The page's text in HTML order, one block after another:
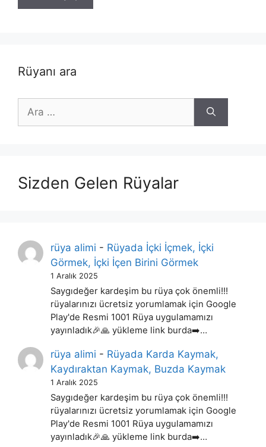
Rüyanı ara
ara
Sizden Gelen Rüyalar
rüya alimi - Rüyada İçki İçmek, İçki
Görmek, İçki İçen Birini Görmek
1 Aralık 2025
Saygıdeğer kardeşim bu rüya çok önemli!!!
rüyalarınızı ücretsiz yorumlamak için Google
Play'de Resmi 1001 Rüya uygulamamızı
yayınladık🎉🙏 yükleme link burda➡️…
rüya alimi - Rüyada Karda Kaymak,
Kaydıraktan Kaymak, Buzda Kaymak
1 Aralık 2025
Saygıdeğer kardeşim bu rüya çok önemli!!!
rüyalarınızı ücretsiz yorumlamak için Google
Play'de Resmi 1001 Rüya uygulamamızı
yayınladık🎉🙏 yükleme link burda➡️…